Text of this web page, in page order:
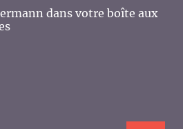
dans votre boîte aux